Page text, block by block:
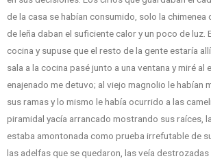
de la casa se habían consumido, solo la chimenea
de leña daban el suficiente calor y un poco de luz.
cocina y supuse que el resto de la gente estaría
sala a la cocina pasé junto a una ventana y miré al
enajenado me detuvo; al viejo magnolio le habían
sus ramas y lo mismo le había ocurrido a las
piramidal yacía arrancado mostrando sus raíces,
estaba amontonada como prueba irrefutable de
las adelfas que se quedaron, las veía destrozadas